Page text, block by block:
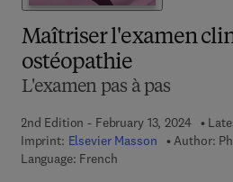
Maîtriser l'examen
ostéopathie
L'examen pas à pas
2nd Edition - February 13, 2024
Imprint: Elsevier Masson Author:
Language: French